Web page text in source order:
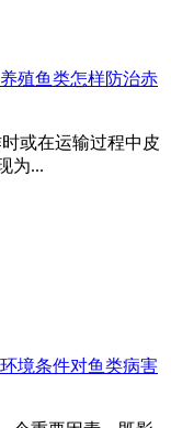
养殖鱼类怎样防治赤
或在运输过程中皮
为...
环境条件对鱼类病害